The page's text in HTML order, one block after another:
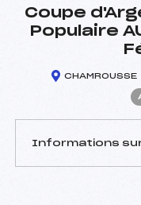
Coupe
Populaire
CHAMROUSSE
Informations sur